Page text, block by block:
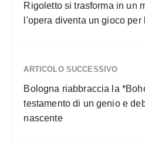
Rigoletto si trasforma in un
l'opera diventa un gioco per
ARTICOLO SUCCESSIVO
Bologna riabbraccia la
testamento di un genio e
nascente